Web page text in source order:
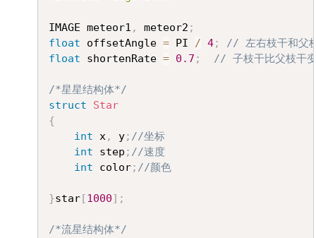
IMAGE meteor1 , meteor2 ;
float offsetAngle = PI / 4;
// 左右枝干和父
float shortenRate = 0.7 ; // 子枝干比父枝干
/*星星结构体*/
struct
Star
{
int x, y; //坐标
int step ; //速度
int color; //颜色
}star[1000] ;
/*流星结构体*/